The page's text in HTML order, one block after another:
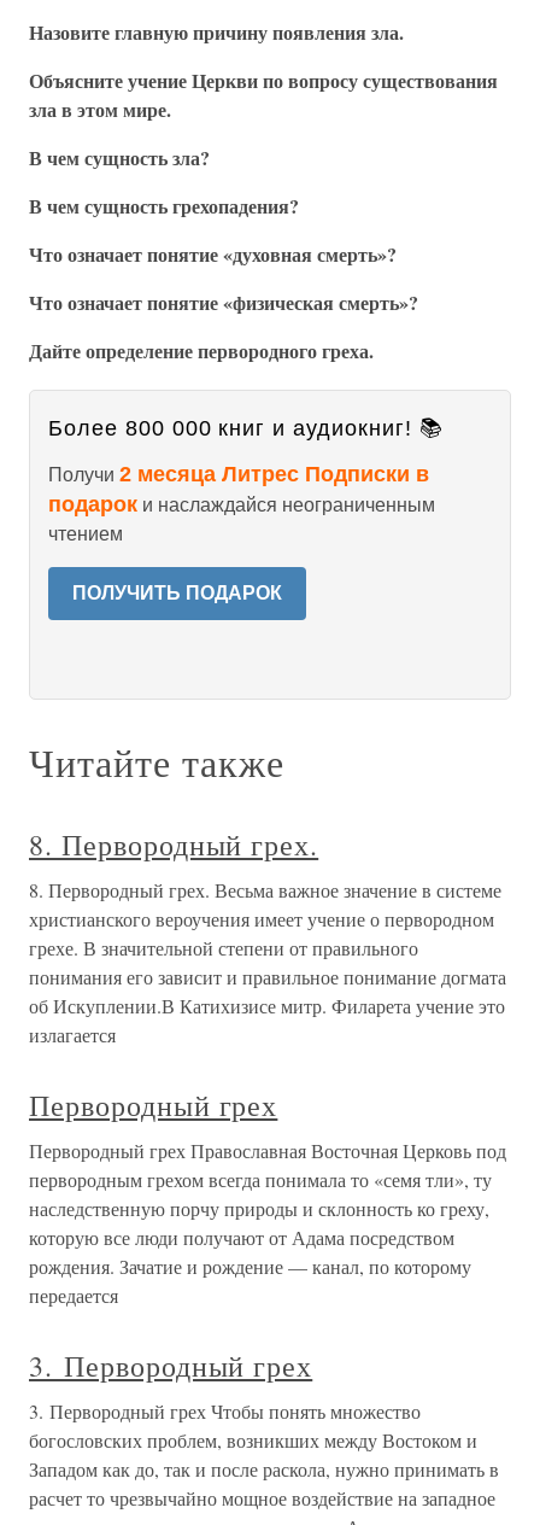
Назовите главную причину появления зла.
Объясните учение Церкви по вопросу существования
зла в этом мире.
В чем сущность зла?
В чем сущность грехопадения?
Что означает понятие «духовная смерть»?
Что означает понятие «физическая смерть»?
Дайте определение первородного греха.
Более 800 000 книг и аудиокниг! 📚
Получи 2 месяца Литрес Подписки в
подарок и наслаждайся неограниченным
чтением
ПОЛУЧИТЬ ПОДАРОК
Читайте также
8. Первородный грех.
8. Первородный грех. Весьма важное значение в системе
христианского вероучения имеет учение о первородном
грехе. В значительной степени от правильного
понимания его зависит и правильное понимание догмата
об Искуплении.В Катихизисе митр. Филарета учение это
излагается
Первородный грех
Первородный грех Православная Восточная Церковь под
первородным грехом всегда понимала то «семя тли», ту
наследственную порчу природы и склонность ко греху,
которую все люди получают от Адама посредством
рождения. Зачатие и рождение — канал, по которому
передается
3. Первородный грех
3. Первородный грех Чтобы понять множество
богословских проблем, возникших между Востоком и
Западом как до, так и после раскола, нужно принимать в
расчет то чрезвычайно мощное воздействие на западное